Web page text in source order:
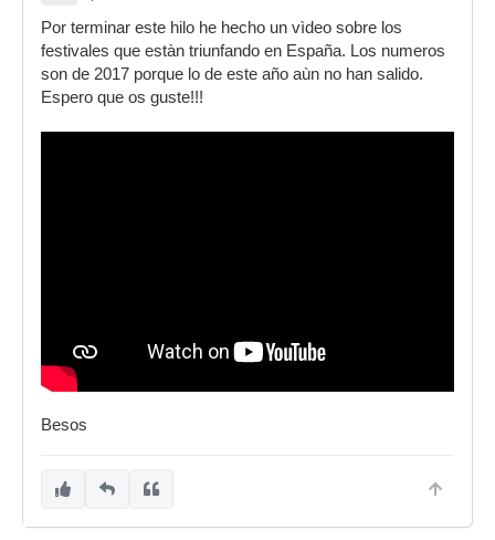
Por terminar este hilo he hecho un vìdeo sobre los
festivales que estàn triunfando en España. Los numeros
son de 2017 porque lo de este año aùn no han salido.
Espero que os guste!!!
Besos